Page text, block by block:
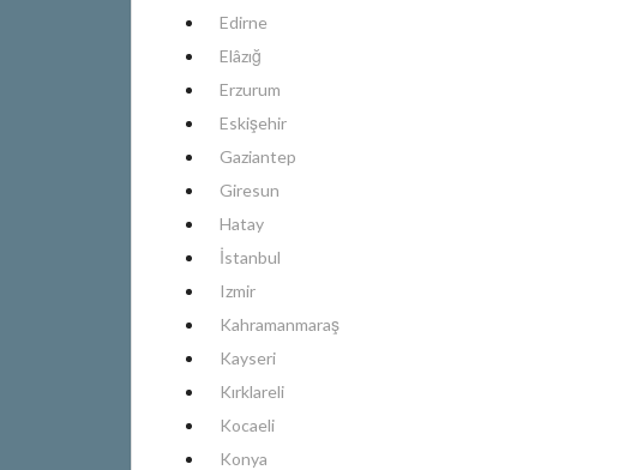
Edirne
Elâzığ
Erzurum
Eskişehir
Gaziantep
Giresun
Hatay
İstanbul
Izmir
Kahramanmaraş
Kayseri
Kırklareli
Kocaeli
Konya